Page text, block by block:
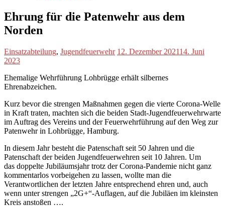
Ehrung für die Patenwehr aus dem
Norden
Einsatzabteilung, Jugendfeuerwehr 12. Dezember 202114. Juni
2023
Ehemalige Wehrführung Lohbrügge erhält silbernes
Ehrenabzeichen.
Kurz bevor die strengen Maßnahmen gegen die vierte Corona-Welle
in Kraft traten, machten sich die beiden Stadt-Jugendfeuerwehrwarte
im Auftrag des Vereins und der Feuerwehrführung auf den Weg zur
Patenwehr in Lohbrügge, Hamburg.
In diesem Jahr besteht die Patenschaft seit 50 Jahren und die
Patenschaft der beiden Jugendfeuerwehren seit 10 Jahren. Um
das doppelte Jubiläumsjahr trotz der Corona-Pandemie nicht ganz
kommentarlos vorbeigehen zu lassen, wollte man die
Verantwortlichen der letzten Jahre entsprechend ehren und, auch
wenn unter strengen „2G+“-Auflagen, auf die Jubiläen im kleinsten
Kreis anstoßen ….